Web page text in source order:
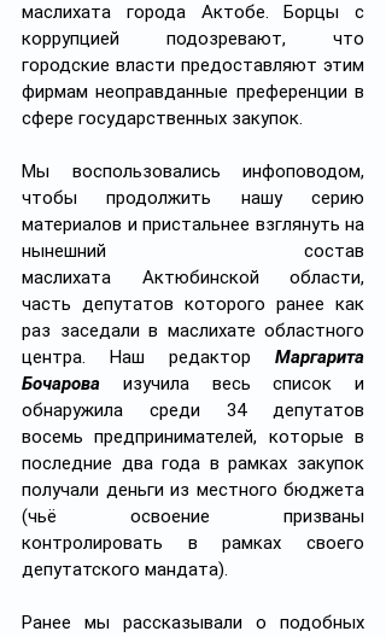
маслихата города Актобе. Борцы с
коррупцией подозревают, что
городские власти предоставляют этим
фирмам неоправданные преференции в
сфере государственных закупок.
Мы воспользовались инфоповодом,
чтобы продолжить нашу серию
материалов и пристальнее взглянуть на
нынешний состав
маслихата Актюбинской области,
часть депутатов которого ранее как
раз заседали в маслихате областного
центра. Наш редактор Маргарита
Бочарова изучила весь список и
обнаружила среди 34 депутатов
восемь предпринимателей, которые в
последние два года в рамках закупок
получали деньги из местного бюджета
(чьё освоение призваны
контролировать в рамках своего
депутатского мандата).
Ранее мы рассказывали о подобных